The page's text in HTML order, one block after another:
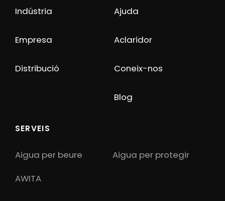
Indústria
Empresa
Distribució
Ajuda
Aclaridor
Coneix-nos
Blog
SERVEIS
Aigua per beure
Aigua per protegir
AWITA